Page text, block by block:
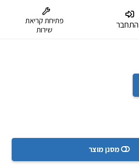
פתיחת קריאת
שירות
התחבר
מסנן מוצר